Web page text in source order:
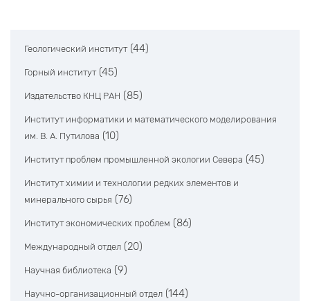
Геологический институт (44)
Горный институт (45)
Издательство КНЦ РАН (85)
Институт информатики и математического моделирования
им. В. А. Путилова (10)
Институт проблем промышленной экологии Севера (45)
Институт химии и технологии редких элементов и
минерального сырья (76)
Институт экономических проблем (86)
Международный отдел (20)
Научная библиотека (9)
Научно-организационный отдел (144)